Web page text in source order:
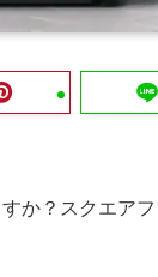
か？スクエア